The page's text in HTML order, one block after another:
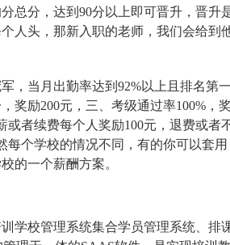
总分，达到90分以上即可晋升，晋
人头，那新入职的老师，我们会给到
当月出勤率达到92%以上且排名第
奖励200元，三、考级通过率100%，
或者续费每个人奖励100元，退费或者
每个学校的情况不同，有的你可以套
的一个薪酬方案。
学校管理系统集合学员管理系统、排